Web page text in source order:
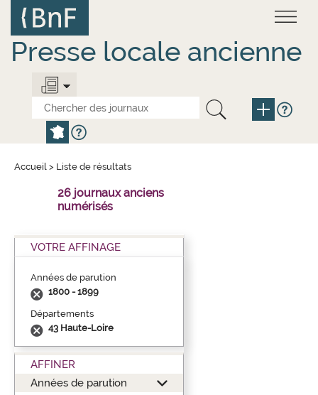
contenu
principal
Presse locale ancienne
Accueil > Liste de résultats
26 journaux anciens
numérisés
VOTRE AFFINAGE
Années de parution
1800 - 1899
Départements
43 Haute-Loire
AFFINER
Années de parution
Panneau de gestion des cookies